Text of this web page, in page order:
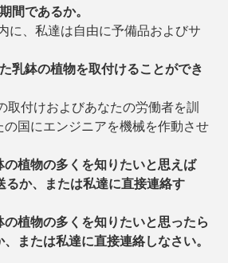
間であるか。
に、私達は自由に予備品およびサ
乳鉢の植物を取付けることができ
取付けおよびあなたの労働者を訓
の国にエンジニアを機械を作動させ
の植物の多くを知りたいと思えば
るか、または私達に直接連絡す
植物の多くを知りたいと思ったら
または私達に直接連絡しなさい。